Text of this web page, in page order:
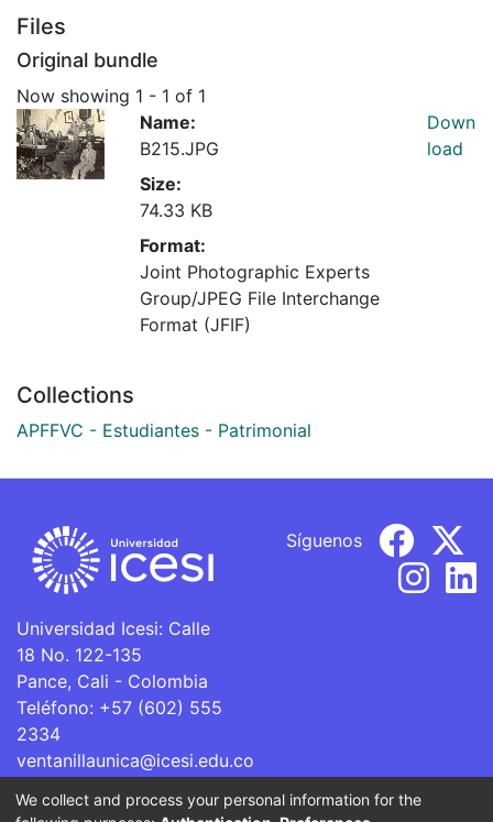
Files
Original bundle
Now showing 1 - 1 of 1
Name:
B215.JPG
Size:
74.33 KB
Format:
Joint Photographic Experts
Group/JPEG File Interchange
Format (JFIF)
Down
load
Collections
APFFVC - Estudiantes - Patrimonial
Universidad Icesi: Calle
18 No. 122-135
Pance, Cali - Colombia
Teléfono: +57 (602) 555
2334
ventanillaunica@icesi.edu.co
Síguenos
La Universidad Icesi es una Institución de Educación
We collect and process your personal information for the